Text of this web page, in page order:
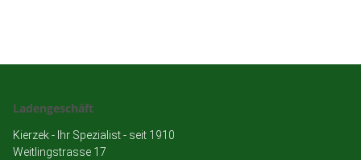
Ladengeschäft
Kierzek - Ihr Spezialist - seit 1910
Weitlingstrasse 17